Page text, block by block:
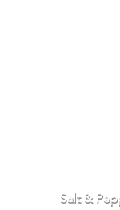
Salt &